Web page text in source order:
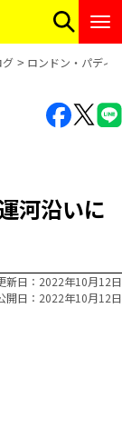
グ ロンドン・パディ
河沿いに
新日
2022年10月12日
開日
2022年10月12日